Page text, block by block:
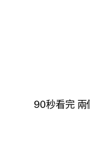
90秒看完 兩